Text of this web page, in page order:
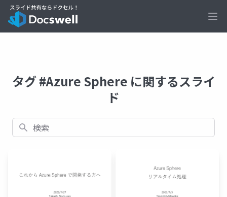
タグ #Azure Sphere に関するスライ
ド
検索